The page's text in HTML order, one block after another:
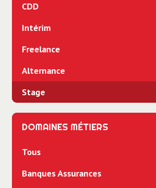
CDD
Intérim
Freelance
Alternance
Stage
DOMAINES MÉTIERS
Tous
Banques Assurances